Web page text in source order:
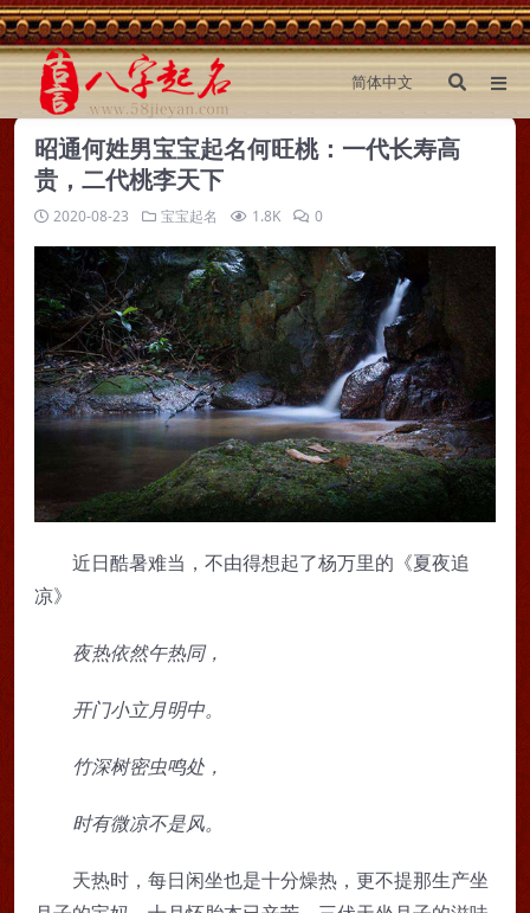
昭通何姓男宝宝起名何旺桃：一代长寿高
贵，二代桃李天下
2020-08-23 宝宝起名 1.8K 0
近日酷暑难当，不由得想起了杨万里的《夏夜追
凉》
夜热依然午热同，
开门小立月明中。
竹深树密虫鸣处，
时有微凉不是风。
天热时，每日闲坐也是十分燥热，更不提那生产坐